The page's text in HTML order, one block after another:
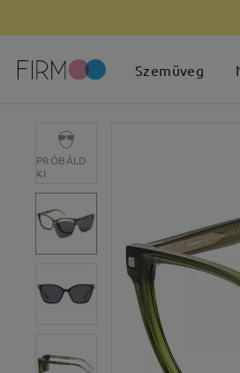
Szemüveg
PRÓBÁLD
KI